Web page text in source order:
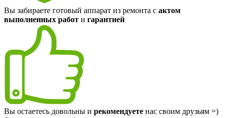
Вы забираете готовый аппарат из ремонта с актом
выполненных работ и гарантией
Вы остаетесь довольны и рекомендуете нас своим друзьям =)